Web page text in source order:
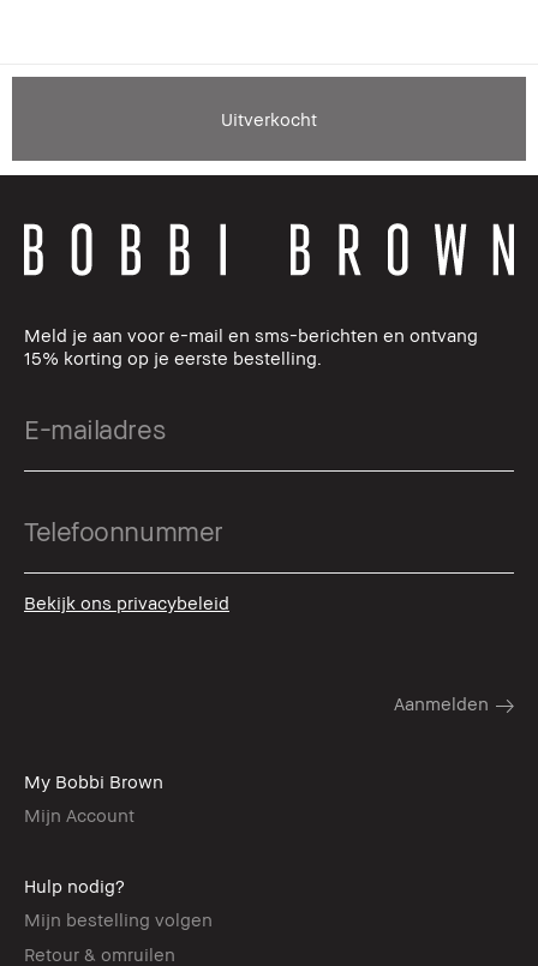
Uitverkocht
Meld je aan voor e-mail en sms-berichten en ontvang
15% korting op je eerste bestelling.
Bekijk ons privacybeleid
My Bobbi Brown
Mijn Account
Hulp nodig?
Mijn bestelling volgen
Retour & omruilen